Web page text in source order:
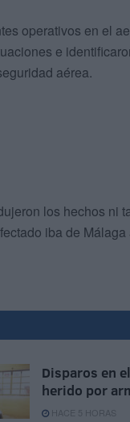
operativos en el
e
aérea.
los hechos ni
iba de
Disparos en
herido por
HACE 5 HORAS